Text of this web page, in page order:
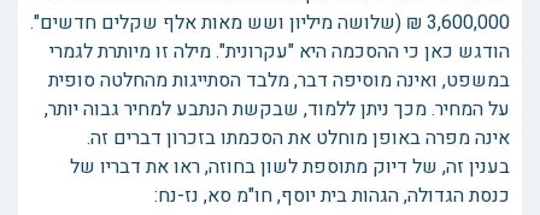
3,600,000 ₪ (שלושה מיליון ושש מאות אלף שקלים חדשים".
הודגש כאן כי ההסכמה היא "עקרונית". מילה זו מיותרת לגמרי
במשפט, ואינה מוסיפה דבר, מלבד הסתייגות מהחלטה סופית
על המחיר. מכך ניתן ללמוד, שבקשת הנתבע למחיר גבוה יותר,
אינה מפרה באופן מוחלט את הסכמתו בזכרון דברים זה.
בענין זה, של דיוק מתוספת לשון בחוזה, ראו את דבריו של
כנסת הגדולה, הגהות בית יוסף, חו"מ סא, נז-נח: